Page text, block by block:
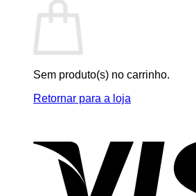
Sem produto(s) no carrinho.
Retornar para a loja